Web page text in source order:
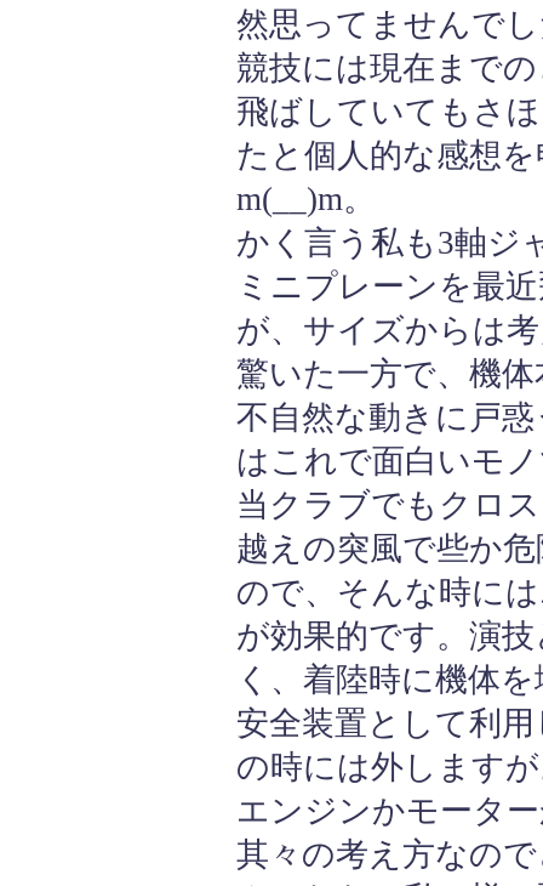
然思ってませんで
競技には現在まで
飛ばしていてもさ
たと個人的な感想
m(__)m。
かく言う私も3軸ジ
ミニプレーンを最
が、サイズからは
驚いた一方で、機
不自然な動きに戸
はこれで面白いモ
当クラブでもクロ
越えの突風で些か
ので、そんな時に
が効果的です。演
く、着陸時に機体
安全装置として利
の時には外します
エンジンかモータ
其々の考え方なの